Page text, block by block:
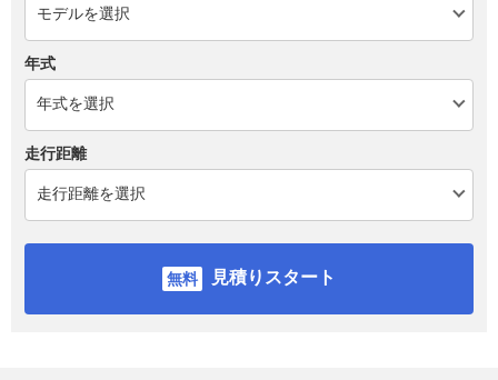
年式
走行距離
見積りスタート